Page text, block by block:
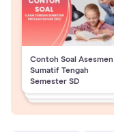
Contoh Soal Asesmen
Sumatif Tengah
Semester SD